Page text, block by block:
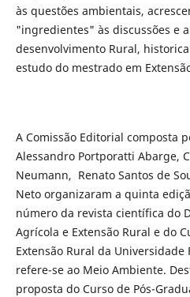
às questões ambientais,
"ingredientes" às discussões e
desenvolvimento Rural,
estudo do mestrado em
A Comissão Editorial composta
Alessandro Portporatti Abarge,
Neumann, Renato Santos de
Neto organizaram a quinta
número da revista científica do
Agrícola e Extensão Rural e do
Extensão Rural da Universidade
refere-se ao Meio Ambiente.
proposta do Curso de Pós-